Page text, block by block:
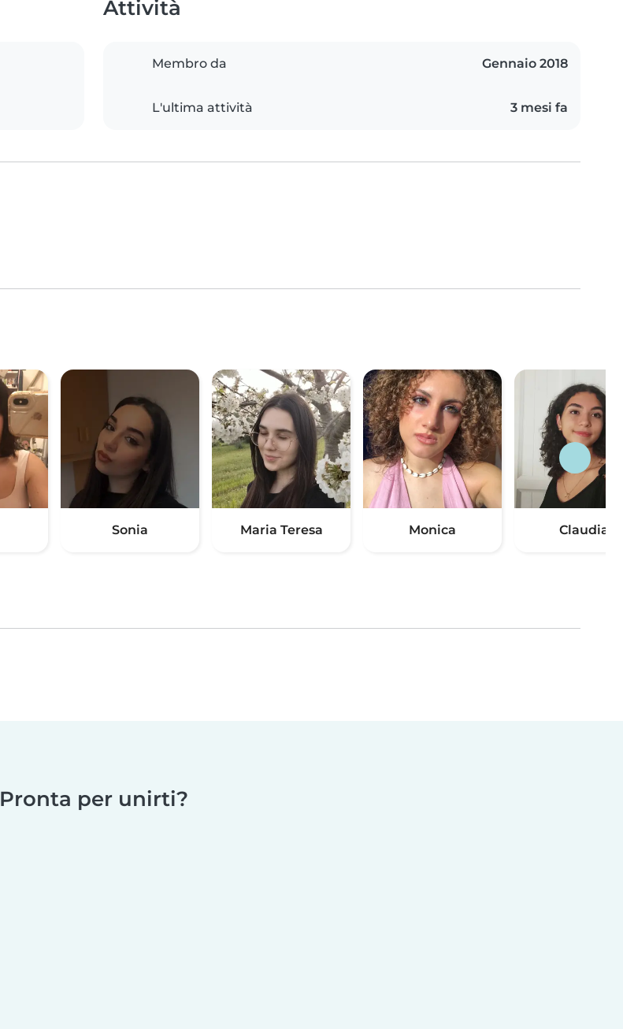
Attività
Membro da Gennaio 2018
L'ultima attività 3 mesi fa
Sonia Maria Teresa Monica Claudia
Pronta per unirti?